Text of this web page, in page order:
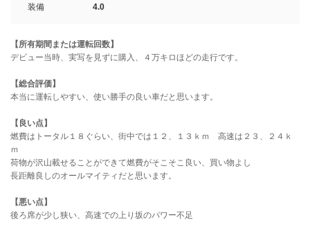
装備
4.0
【所有期間または運転回数】
デビュー当時、実写を見ずに購入、４万キロほどの走行です。
【総合評価】
本当に運転しやすい、使い勝手の良い車だと思います。
【良い点】
燃費はトータル１８ぐらい、街中では１２、１３ｋｍ 高速は２３、２４ｋ
ｍ
荷物が沢山載せることができて燃費がそこそこ良い、買い物よし
長距離良しのオールマイティだと思います。
【悪い点】
後ろ席が少し狭い、高速での上り坂のパワー不足